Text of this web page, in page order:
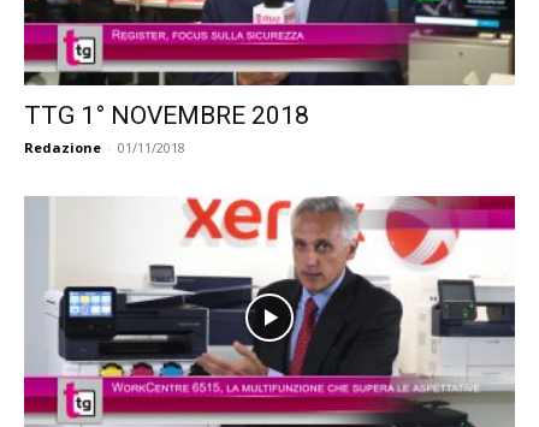
TTG 1° NOVEMBRE 2018
Redazione - 01/11/2018